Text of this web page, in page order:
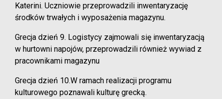
Katerini. Uczniowie przeprowadzili inwentaryzację
środków trwałych i wyposażenia magazynu.
Grecja dzień 9. Logistycy zajmowali się inwentaryzacją
w hurtowni napojów, przeprowadzili również wywiad z
pracownikami magazynu
Grecja dzień 10.W ramach realizacji programu
kulturowego poznawali kulturę grecką.